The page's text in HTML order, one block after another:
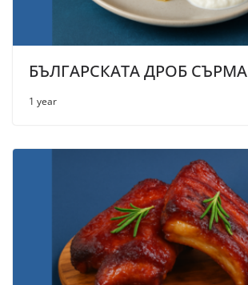
БЪЛГАРСКАТА ДРОБ СЪРМА
1 year